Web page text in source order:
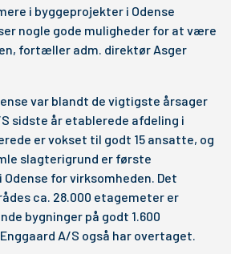
i byggeprojekter i Odense
nogle gode muligheder for at være
fortæller adm. direktør Asger
var blandt de vigtigste årsager
sidste år etablerede afdeling i
er vokset til godt 15 ansatte, og
slagterigrund er første
for virksomheden. Det
ca. 28.000 etagemeter er
bygninger på godt 1.600
A/S også har overtaget.